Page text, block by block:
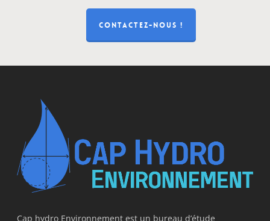
CONTACTEZ-NOUS !
Cap hydro Environnement est un bureau d’étude